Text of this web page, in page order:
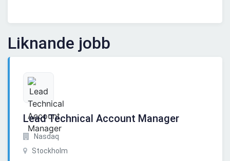
Liknande jobb
Lead Technical Account Manager
Nasdaq
Stockholm